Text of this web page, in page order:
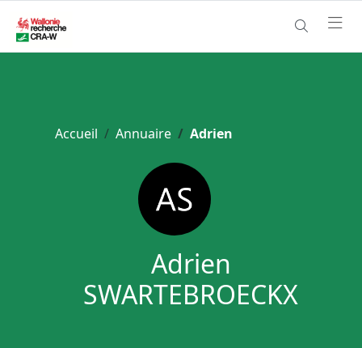
Accueil Annuaire Adrien
Adrien
SWARTEBROECKX